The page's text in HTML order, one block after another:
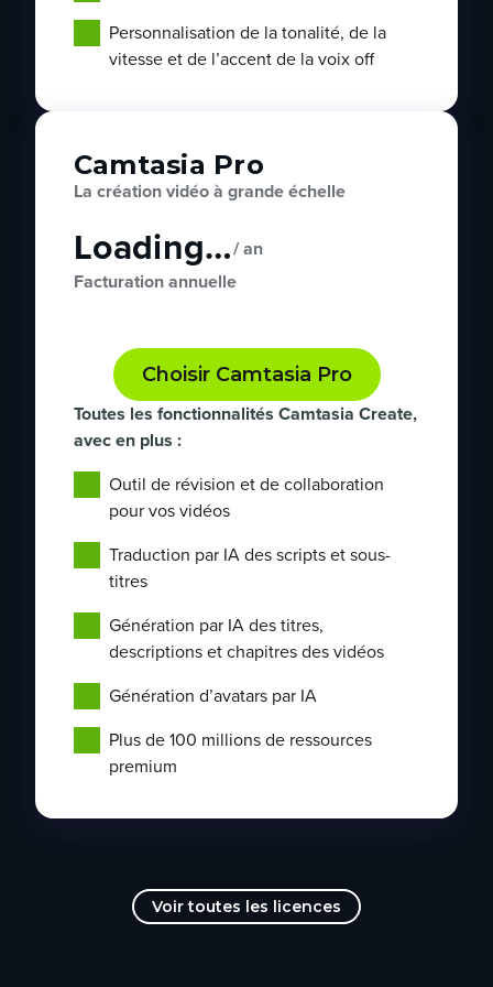
Personnalisation de la tonalité, de la
vitesse et de l’accent de la voix off
Camtasia Pro
La création vidéo à grande échelle
Loading…/ an
Facturation annuelle
Choisir Camtasia Pro
Toutes les fonctionnalités Camtasia Create,
avec en plus :
Outil de révision et de collaboration
pour vos vidéos
Traduction par IA des scripts et sous-
titres
Génération par IA des titres,
descriptions et chapitres des vidéos
Génération d’avatars par IA
Plus de 100 millions de ressources
premium
Voir toutes les licences